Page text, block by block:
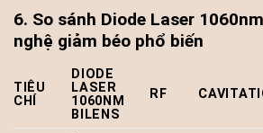
6. So sánh Diode Laser
nghệ giảm béo phổ biến
TIÊU
CHÍ
DIODE
LASER
1060NM
BILENS
RF